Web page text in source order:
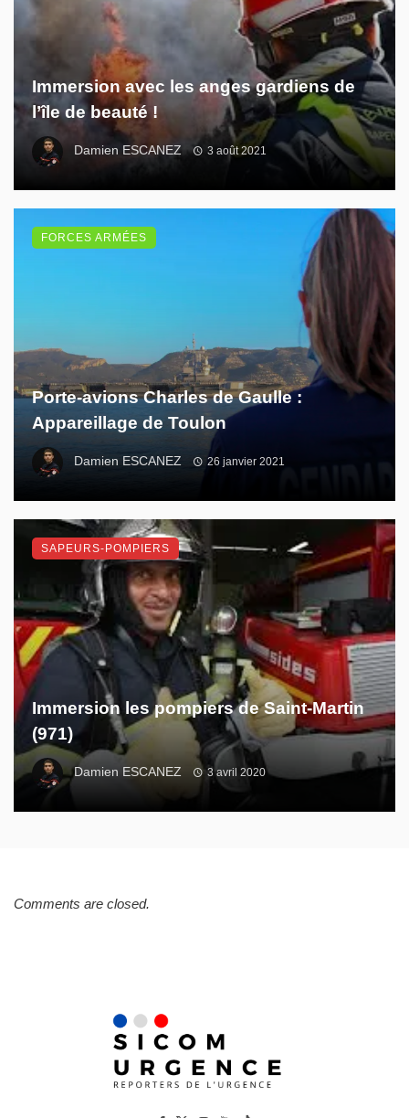
Immersion avec les anges gardiens de
l’île de beauté !
Damien ESCANEZ 3 août 2021
Porte-avions Charles de Gaulle :
Appareillage de Toulon
Damien ESCANEZ 26 janvier 2021
FORCES ARMÉES
Immersion les pompiers de Saint-Martin
(971)
Damien ESCANEZ 3 avril 2020
SAPEURS-POMPIERS
Comments are closed.